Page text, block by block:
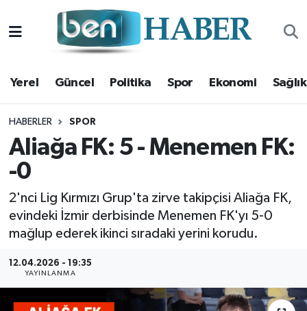
Yerel Güncel Politika Spor Ekonomi Sağlık
HABERLER SPOR
Aliağa FK: 5 - Menemen FK:
-0
2'nci Lig Kırmızı Grup'ta zirve takipçisi Aliağa FK,
evindeki İzmir derbisinde Menemen FK'yı 5-0
mağlup ederek ikinci sıradaki yerini korudu.
12.04.2026 - 19:35
YAYINLANMA
Yerel
Güncel
Politika
Spor
Ekonomi
Sağlık
Magazin
Hava Durumu
Trafik Durumu
Süper Lig Puan Durumu ve Fikstür
Tüm Manşetler
Son Dakika Haberleri
Haber Arşivi